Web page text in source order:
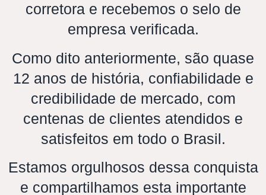
corretora e recebemos o selo de
empresa verificada.
Como dito anteriormente, são quase
12 anos de história, confiabilidade e
credibilidade de mercado, com
centenas de clientes atendidos e
satisfeitos em todo o Brasil.
Estamos orgulhosos dessa conquista
e compartilhamos esta importante